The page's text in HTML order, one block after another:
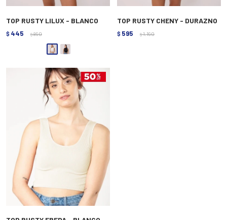
TOP RUSTY LILUX - BLANCO
$ 445 $ 890
TOP RUSTY CHENY - DURAZNO
$ 595 $ 1.190